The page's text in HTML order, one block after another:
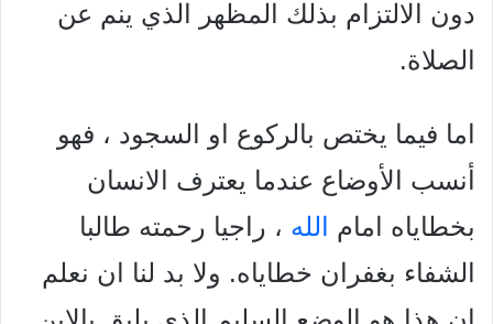
دون الالتزام بذلك المظهر الذي ينم عن
الصلاة.
اما فيما يختص بالركوع او السجود ، فهو
أنسب الأوضاع عندما يعترف الانسان
بخطاياه امام
الله ، راجيا رحمته طالبا
الشفاء بغفران خطاياه. ولا بد لنا ان نعلم